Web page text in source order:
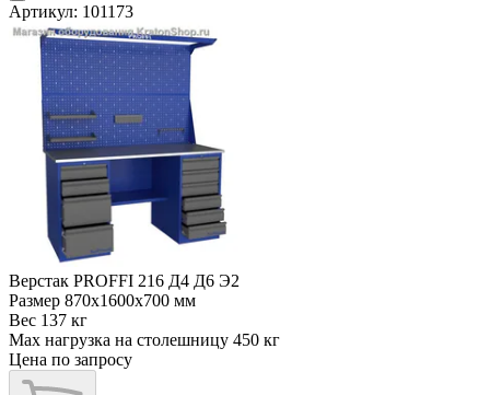
Артикул: 101173
Верстак PROFFI 216 Д4 Д6 Э2
Размер 870x1600x700 мм
Вес 137 кг
Max нагрузка на столешницу 450 кг
Цена по запросу